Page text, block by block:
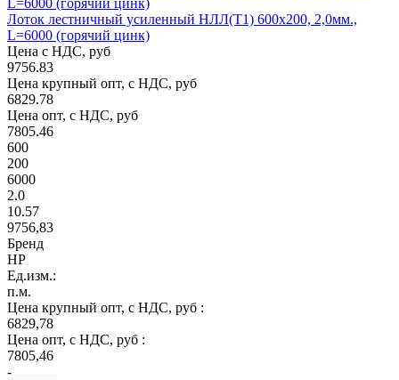
Лоток лестничный усиленный НЛЛ(Т1) 600х200, 2,0мм.,
L=6000 (горячий цинк)
Цена с НДС, руб
9756.83
Цена крупный опт, с НДС, руб
6829.78
Цена опт, с НДС, руб
7805.46
600
200
6000
2.0
10.57
9756,83
Бренд
НР
Ед.изм.:
п.м.
Цена крупный опт, с НДС, руб :
6829,78
Цена опт, с НДС, руб :
7805,46
-